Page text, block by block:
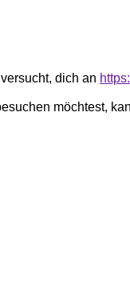
dich an
möchtest,